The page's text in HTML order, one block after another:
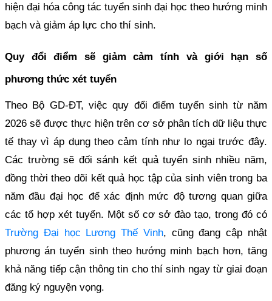
hiện đại hóa công tác tuyển sinh đại học theo hướng minh
bạch và giảm áp lực cho thí sinh.
Quy đổi điểm sẽ giảm cảm tính và giới hạn số
phương thức xét tuyển
Theo Bộ GD-ĐT, việc quy đổi điểm tuyển sinh từ năm
2026 sẽ được thực hiện trên cơ sở phân tích dữ liệu thực
tế thay vì áp dụng theo cảm tính như lo ngại trước đây.
Các trường sẽ đối sánh kết quả tuyển sinh nhiều năm,
đồng thời theo dõi kết quả học tập của sinh viên trong ba
năm đầu đại học để xác định mức độ tương quan giữa
các tổ hợp xét tuyển. Một số cơ sở đào tạo, trong đó có
Trường Đại học Lương Thế Vinh, cũng đang cập nhật
phương án tuyển sinh theo hướng minh bạch hơn, tăng
khả năng tiếp cận thông tin cho thí sinh ngay từ giai đoạn
đăng ký nguyện vọng.